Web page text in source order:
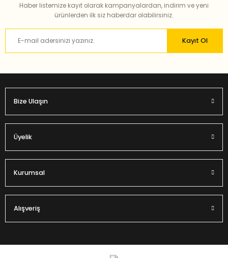
Ürün açıklamasında eksik bilgiler bulunuyor.
Gönder
Haber listemize kayıt olarak kampanyalardan, indirim ve yeni
ürünlerden ilk siz haberdar olabilirsiniz.
Kayıt Ol
Bize Ulaşın
Üyelik
Kurumsal
Alışveriş